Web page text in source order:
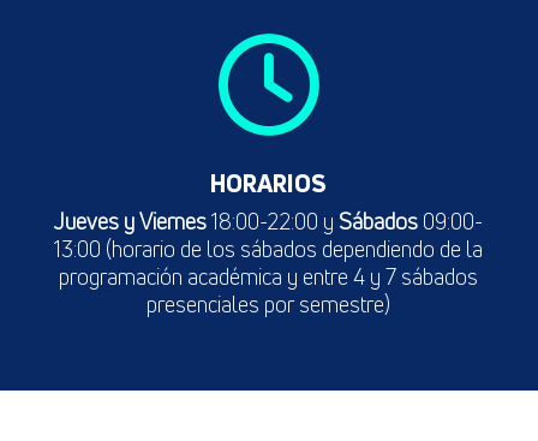

HORARIOS
Jueves y Viernes18:00-22:00 y Sábados 09:00-
13:00 (horario de los sábados dependiendo de la
programación académica y entre 4 y 7 sábados
presenciales por semestre)